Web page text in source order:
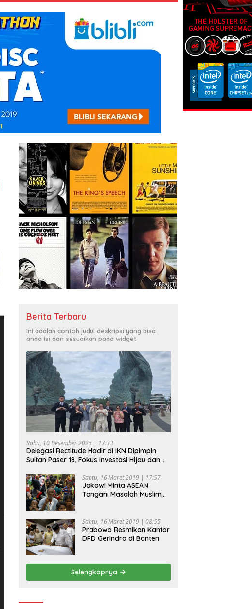
Berita Terbaru
Ini adalah contoh judul deskripsi yang bisa
anda isi dan sesuaikan pada widget
Rabu, 10 Desember 2025 | 17:33
Delegasi Rectitude Hadir di IKN Dipimpin
Sultan Paser 18, Fokus Investasi Hijau dan
Sabtu, 16 Maret 2019 | 17:57
Jokowi Minta ASEAN
Tangani Masalah Muslim
Sabtu, 16 Maret 2019 | 08:55
Prabowo Resmikan Kantor
DPD Gerindra di Banten
Selengkapnya